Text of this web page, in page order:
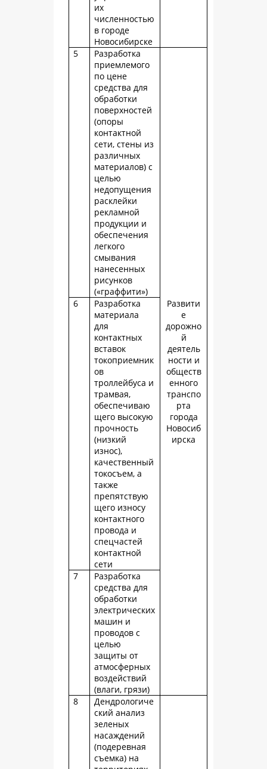
их
численностью
в городе
Новосибирске
5
Разработка
приемлемого
по цене
средства для
обработки
поверхностей
(опоры
контактной
сети, стены из
различных
материалов) с
целью
недопущения
расклейки
рекламной
продукции и
обеспечения
легкого
смывания
нанесенных
рисунков
(«граффити»)
Развити
е
дорожно
й
деятель
ности и
обществ
енного
транспо
рта
города
Новосиб
ирска
6
Разработка
материала
для
контактных
вставок
токоприемник
ов
троллейбуса и
трамвая,
обеспечиваю
щего высокую
прочность
(низкий
износ),
качественный
токосъем, а
также
препятствую
щего износу
контактного
провода и
спецчастей
контактной
сети
7
Разработка
средства для
обработки
электрических
машин и
проводов с
целью
защиты от
атмосферных
воздействий
(влаги, грязи)
8
Дендрологиче
ский анализ
зеленых
насаждений
(подеревная
съемка) на